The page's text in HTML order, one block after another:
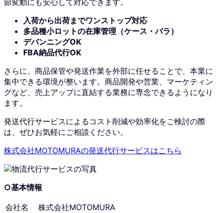
節変動にも安心して対応できます。
入荷から出荷までワンストップ対応
多品種小ロットの在庫管理（ケース・バラ）
デバンニングOK
FBA納品代行OK
さらに、商品保管や発送作業を外部に任せることで、本業に
集中できる環境が整います。商品開発や営業、マーケティン
グなど、売上アップに直結する業務に専念できるようになり
ます。
発送代行サービスによるコスト削減や効率化をご検討の際
は、ぜひお気軽にご相談ください。
株式会社MOTOMURAの発送代行サービスはこちら
○基本情報
会社名
株式会社MOTOMURA